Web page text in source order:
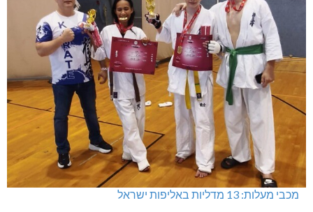
מכבי מעלות: 13 מדליות באליפות ישראל